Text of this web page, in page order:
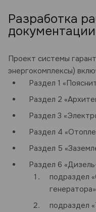
Разработка
документации
Проект системы
энергокомплексы)
Раздел 1
Раздел 2
Раздел 3
Раздел 4
Раздел 5
Раздел 6
подраздел
подраздел